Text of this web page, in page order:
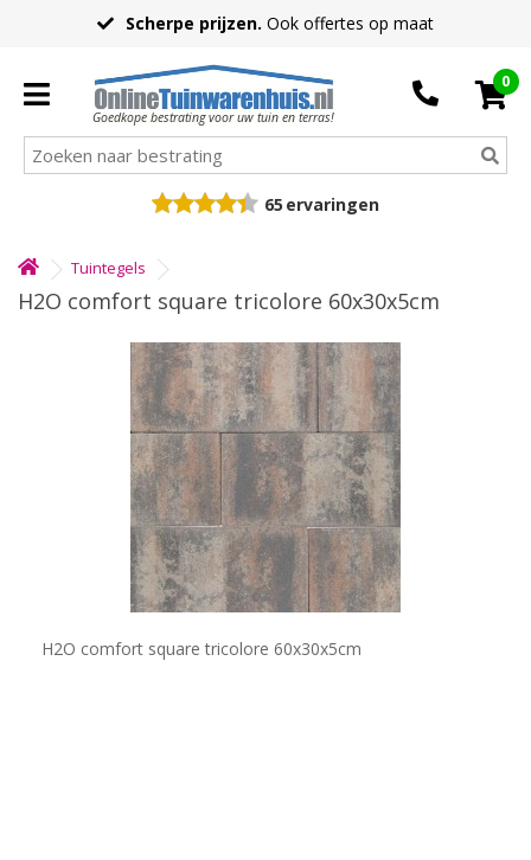
Scherpe prijzen. Ook offertes op maat
Goedkope bestrating voor uw tuin en terras!
0
65 ervaringen
Tuintegels
H2O comfort square tricolore 60x30x5cm
H2O comfort square tricolore 60x30x5cm